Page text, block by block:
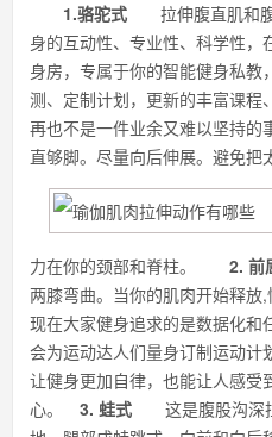
1.骆驼式 拉伸腹直肌和腹
身的互动性、专业性、科学性
身房，专属于你的智能健身私
测、定制计划，更新的丰富课程
再也不是一件业余又难以坚持
直够脚。尽量向后伸展。避免把
力在你的颈部和脊柱。 2. 前
两膝弯曲。当你的肌肉开始释
现在大家健身追求的是数据化和
会为运动达人们量身订制运动计
让健身更加自律，也能让人感受
心。 3. 蛙式 这是腹股沟深